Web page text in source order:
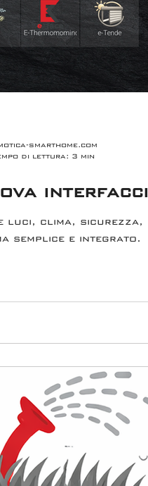
clima, sicurezza,
semplice e integrato.
smarthome.com
di lettura: 3 min